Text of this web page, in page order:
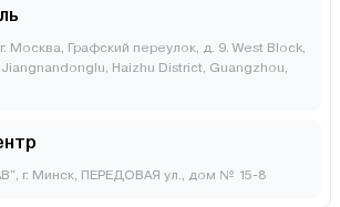
Москва, Графский переулок, д. 9. West Block,
Haizhu District, Guangzhou,
г. Минск, ПЕРЕДОВАЯ ул., дом № 15-8